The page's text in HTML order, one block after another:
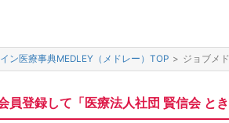
ン医療事典MEDLEY（メドレー）TOP > ジョブメ
員登録して「医療法人社団 賢信会 と